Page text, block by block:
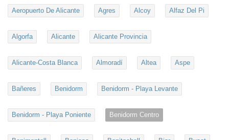
Aeropuerto De Alicante Agres Alcoy Alfaz Del Pi
Algorfa Alicante Alicante Provincia
Alicante-Costa Blanca Almoradí Altea Aspe
Bañeres Benidorm Benidorm - Playa Levante
Benidorm - Playa Poniente Benidorm Centro